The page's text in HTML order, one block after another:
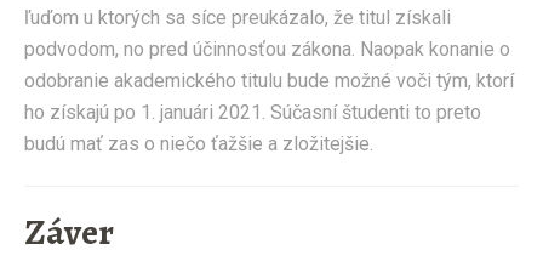
ľuďom u ktorých sa síce preukázalo, že titul získali
podvodom, no pred účinnosťou zákona. Naopak konanie o
odobranie akademického titulu bude možné voči tým, ktorí
ho získajú po 1. januári 2021. Súčasní študenti to preto
budú mať zas o niečo ťažšie a zložitejšie.
Záver